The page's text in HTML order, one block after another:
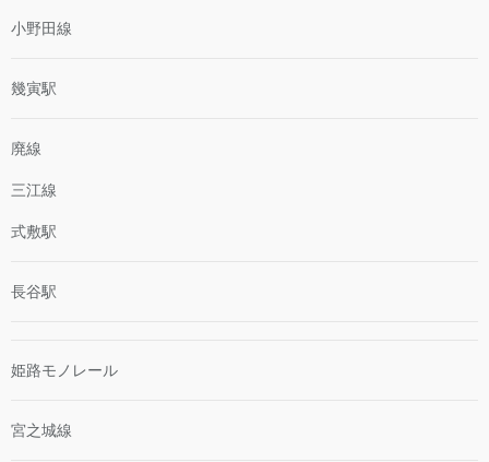
小野田線
幾寅駅
廃線
三江線
式敷駅
長谷駅
姫路モノレール
宮之城線